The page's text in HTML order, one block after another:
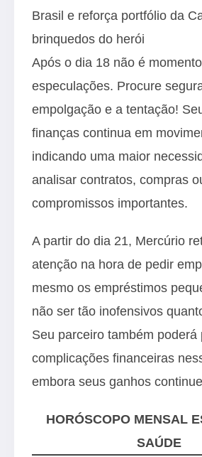
Brasil e reforça portfólio da
brinquedos do herói
Após o dia 18 não é
especulações. Procure
empolgação e a tentação!
finanças continua em
indicando uma maior
analisar contratos, compras
compromissos importantes.
A partir do dia 21, Mercúrio
atenção na hora de pedir
mesmo os empréstimos
não ser tão inofensivos
Seu parceiro também poderá
complicações financeiras
embora seus ganhos
HORÓSCOPO MENSAL
SAÚDE